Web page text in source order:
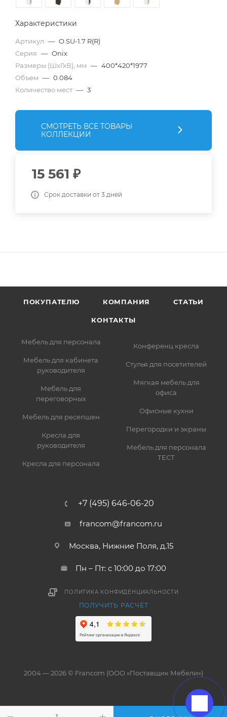
Характеристики
Артикул — O.SU-1.7 R(R)
Серия — Onix
Размеры (ШхГхВ), мм — 400*420*1977
Объем — 0.084
Количество мест — 3
СМОТРЕТЬ ВСЕ ТОВАРЫ
КОЛЛЕКЦИИ
15 561 ₽
Срок доставки от 3 дней
ПОКУПАТЕЛЮ КОМПАНИЯ СТАТЬИ
КОНТАКТЫ
Мебель для персонала
Мебель для кабинета
руководителя
Мебель для
переговорных
Мебель для ресепшен
Кресла для
руководителя
Кресла для персонала
Конференц кресла
Стулья для посетителей
Мягкая мебель для
офиса
Офисные кухни
Перегородки и экраны
Мебель для персонала
ТЕСТ
+7 (495) 646-06-20
francom@francom.ru
Москва, Нижние Поля, д.15
Пн – Пт: с 10:00 до 17:00
ПОЛИТИКА КОНФИДЕНЦИАЛЬНОСТИ
ПОЛУЧИТЬ РАСЧЁТ
2004 — 2026 © Francom (ООО «Поставщик Мебели»)